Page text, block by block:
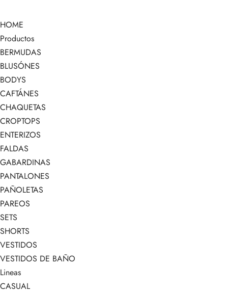
HOME
Productos
BERMUDAS
BLUSÓNES
BODYS
CAFTÁNES
CHAQUETAS
CROPTOPS
ENTERIZOS
FALDAS
GABARDINAS
PANTALONES
PAÑOLETAS
PAREOS
SETS
SHORTS
VESTIDOS
VESTIDOS DE BAÑO
Lineas
CASUAL